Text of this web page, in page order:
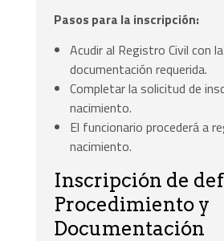
Pasos para la inscripción:
Acudir al Registro Civil con la
documentación requerida.
Completar la solicitud de
nacimiento.
El funcionario procederá a
nacimiento.
Inscripción de
Procedimiento y
Documentación